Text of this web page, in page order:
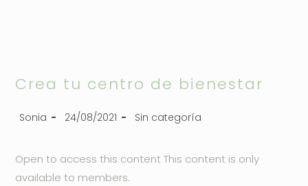
Crea tu centro de bienestar
Sonia 24/08/2021 Sin categoría
Open to access this content This content is only
available to members.